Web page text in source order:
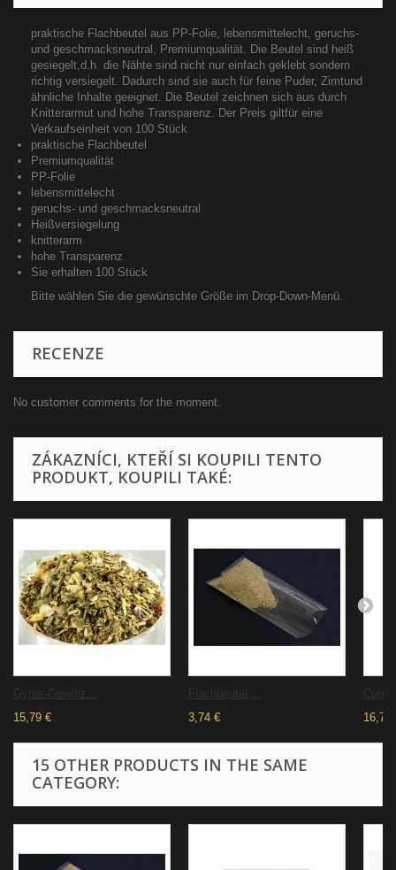
praktische Flachbeutel aus PP-Folie, lebensmittelecht, geruchs-
und geschmacksneutral, Premiumqualität. Die Beutel sind heiß
gesiegelt,d.h. die Nähte sind nicht nur einfach geklebt sondern
richtig versiegelt. Dadurch sind sie auch für feine Puder, Zimtund
ähnliche Inhalte geeignet. Die Beutel zeichnen sich aus durch
Knitterarmut und hohe Transparenz. Der Preis giltfür eine
Verkaufseinheit von 100 Stück
praktische Flachbeutel
Premiumqualität
PP-Folie
lebensmittelecht
geruchs- und geschmacksneutral
Heißversiegelung
knitterarm
hohe Transparenz
Sie erhalten 100 Stück
Bitte wählen Sie die gewünschte Größe im Drop-Down-Menü.
RECENZE
No customer comments for the moment.
ZÁKAZNÍCI, KTEŘÍ SI KOUPILI TENTO
PRODUKT, KOUPILI TAKÉ:
Gyros-Gewürz...
15,79 €
Flachbeutel,...
3,74 €
Curry
16,73
15 OTHER PRODUCTS IN THE SAME
CATEGORY: